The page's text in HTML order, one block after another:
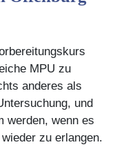
MPU zu
anderes als
und
werden, wenn es
zu erlangen.